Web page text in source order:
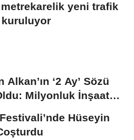
yeni trafik
Alkan’ın ‘2 Ay’ Sözü
Milyonluk İnşaat
Hüseyin